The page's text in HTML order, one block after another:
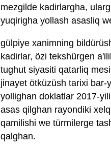
mezgilde kadirlargha,
yuqirigha yollash asasliq
gülpiye xanimning
kadirlar, özi tekshürgen
tughut siyasiti qatarliq
jinayet ötküzüsh tarixi
yollighan doklatlar 2017-
asas qilghan rayondiki
qamilishi we türmilerge
qalghan.